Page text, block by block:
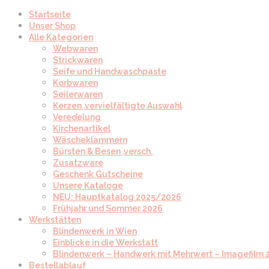
Startseite
Unser Shop
Alle Kategorien
Webwaren
Strickwaren
Seife und Handwaschpaste
Korbwaren
Seilerwaren
Kerzen ,vervielfältigte Auswahl
Veredelung
Kirchenartikel
Wäscheklammern
Bürsten & Besen ,versch.
Zusatzware
Geschenk Gutscheine
Unsere Kataloge
NEU: Hauptkatalog 2025/2026
Frühjahr und Sommer 2026
Werkstätten
Blindenwerk in Wien
Einblicke in die Werkstatt
Blindenwerk – Handwerk mit Mehrwert – Imagefilm
Bestellablauf